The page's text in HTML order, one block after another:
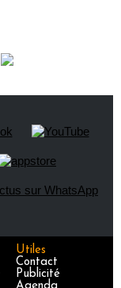
Utiles
Contact
Publicité